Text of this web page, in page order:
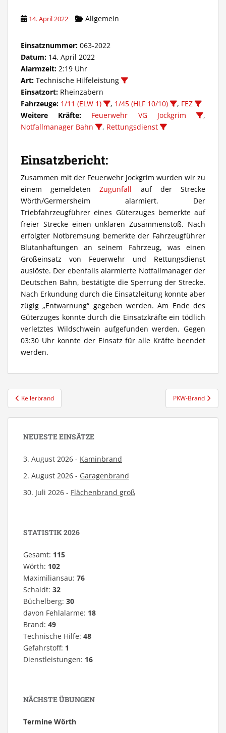
14. April 2022 Allgemein
Einsatznummer: 063-2022
Datum: 14. April 2022
Alarmzeit: 2:19 Uhr
Art: Technische Hilfeleistung
Einsatzort: Rheinzabern
Fahrzeuge: 1/11 (ELW 1) , 1/45 (HLF 10/10) , FEZ
Weitere Kräfte:
Feuerwehr VG Jockgrim
,
Notfallmanager Bahn
, Rettungsdienst
Einsatzbericht:
Zusammen mit der Feuerwehr Jockgrim wurden wir zu
einem gemeldetenZugunfall auf der Strecke
Wörth/Germersheim alarmiert. Der
Triebfahrzeugführer eines Güterzuges bemerkte auf
freier Strecke einen unklaren Zusammenstoß. Nach
erfolgter Notbremsung bemerkte der Fahrzeugführer
Blutanhaftungen an seinem Fahrzeug, was einen
Großeinsatz von Feuerwehr und Rettungsdienst
auslöste. Der ebenfalls alarmierte Notfallmanager der
Deutschen Bahn, bestätigte die Sperrung der Strecke.
Nach Erkundung durch die Einsatzleitung konnte aber
zügig „Entwarnung“ gegeben werden. Am Ende des
Güterzuges konnte durch die Einsatzkräfte ein tödlich
verletztes Wildschwein aufgefunden werden. Gegen
03:30 Uhr konnte der Einsatz für alle Kräfte beendet
werden.
Beitragsnavigation
Kellerbrand PKW-Brand
NEUESTE EINSÄTZE
3. August 2026 - Kaminbrand
2. August 2026 - Garagenbrand
30. Juli 2026 - Flächenbrand groß
STATISTIK 2026
Gesamt: 115
Wörth: 102
Maximiliansau: 76
Schaidt: 32
Büchelberg: 30
davon Fehlalarme: 18
Brand: 49
Technische Hilfe: 48
Gefahrstoff: 1
Dienstleistungen: 16
NÄCHSTE ÜBUNGEN
Termine Wörth